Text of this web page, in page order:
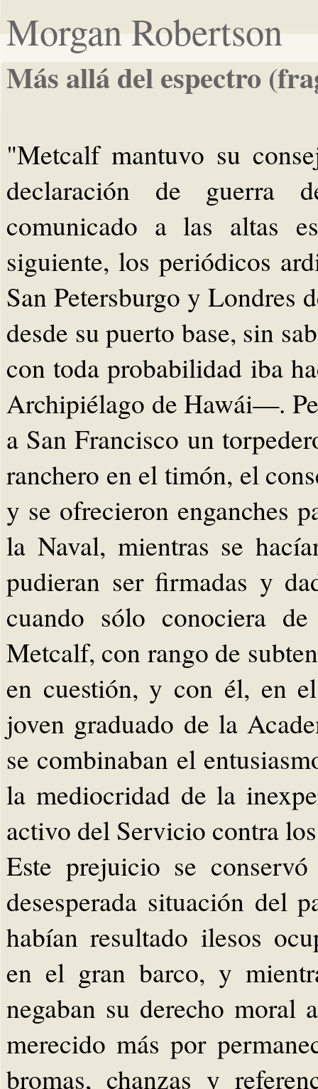
Morgan Robertson
Más allá del espectro
"Metcalf mantuvo su
declaración de guerra
comunicado a las altas
siguiente, los periódicos
San Petersburgo y Londres
desde su puerto base, sin
con toda probabilidad iba
Archipiélago de Hawái—.
a San Francisco un
ranchero en el timón, el
y se ofrecieron enganches
la Naval, mientras se
pudieran ser firmadas y
cuando sólo conociera
Metcalf, con rango de
en cuestión, y con él, en
joven graduado de la
se combinaban el
la mediocridad de la
activo del Servicio contra
Este prejuicio se
desesperada situación del
habían resultado ilesos
en el gran barco, y
negaban su derecho moral
merecido más por
bromas, chanzas y